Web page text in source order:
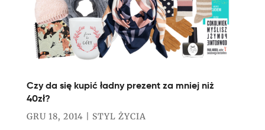
Czy da się kupić ładny prezent za mniej niż
40zł?
GRU 18, 2014 STYL ŻYCIA